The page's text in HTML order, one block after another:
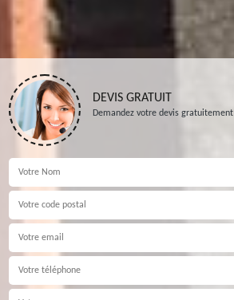
DEVIS GRATUIT
Demandez votre devis gratuitement